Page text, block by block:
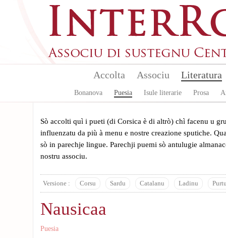
Accolta Associu Literatura
Bonanova Puesia Isule literarie Prosa
Sò accolti quì i pueti (di Corsica è di altrò) chì facenu u
influenzatu da più à menu e nostre creazione sputiche.
sò in parechje lingue. Parechji puemi sò antulugie
nostru associu.
Versione : Corsu Sardu Catalanu Ladinu
Nausicaa
Puesia